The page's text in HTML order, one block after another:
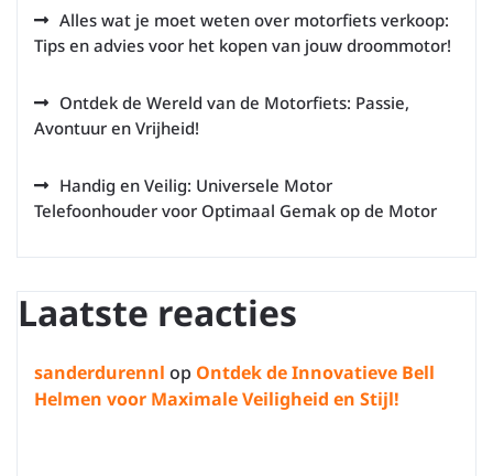
Alles wat je moet weten over motorfiets verkoop:
Tips en advies voor het kopen van jouw droommotor!
Ontdek de Wereld van de Motorfiets: Passie,
Avontuur en Vrijheid!
Handig en Veilig: Universele Motor
Telefoonhouder voor Optimaal Gemak op de Motor
Laatste reacties
sanderdurennl op Ontdek de Innovatieve Bell
Helmen voor Maximale Veiligheid en Stijl!